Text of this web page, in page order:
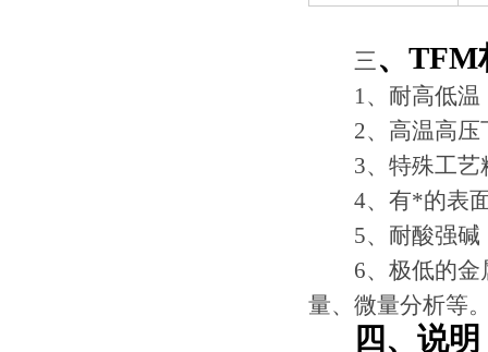
三、TFM
1、耐高低温
2、高温高压下
3、特殊工艺
4、有*的表面
5、耐酸强碱
6、极低的金属
量、微量分析等
四、说明